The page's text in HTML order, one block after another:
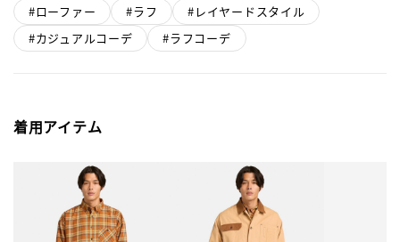
ローファー
ラフ
レイヤードスタイル
カジュアルコーデ
ラフコーデ
着用アイテム